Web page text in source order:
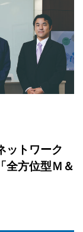
ットワーク
全方位型Ｍ＆